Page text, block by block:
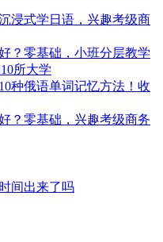
浸式学日语，兴趣考级商
？零基础，小班分层教学
所大学
种俄语单词记忆方法！收
？零基础，兴趣考级商务
间出来了吗